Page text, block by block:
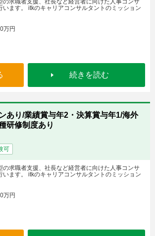
の求職者支援、社長など経営者に向けた人事コンサ
います。 itkのキャリアコンサルタントのミッション
万円
続きを読む
あり/業績賞与年2・決算賞与年1/海外
研修制度あり
可
の求職者支援、社長など経営者に向けた人事コンサ
います。 itkのキャリアコンサルタントのミッション
万円